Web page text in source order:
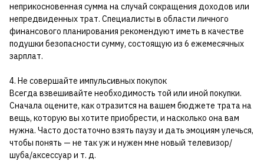
неприкосновенная сумма на случай сокращения доходов или
непредвиденных трат. Специалисты в области личного
финансового планирования рекомендуют иметь в качестве
подушки безопасности сумму, состоящую из 6 ежемесячных
зарплат.
4. Не совершайте импульсивных покупок
Всегда взвешивайте необходимость той или иной покупки.
Сначала оцените, как отразится на вашем бюджете трата на
вещь, которую вы хотите приобрести, и насколько она вам
нужна. Часто достаточно взять паузу и дать эмоциям улечься,
чтобы понять — не так уж и нужен мне новый телевизор/
шуба/аксессуар и т. д.